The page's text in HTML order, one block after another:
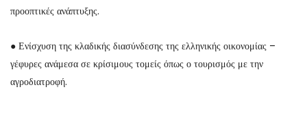
προοπτικές ανάπτυξης.
● Ενίσχυση της κλαδικής διασύνδεσης της ελληνικής οικονομίας –
γέφυρες ανάμεσα σε κρίσιμους τομείς όπως ο τουρισμός με την
αγροδιατροφή.